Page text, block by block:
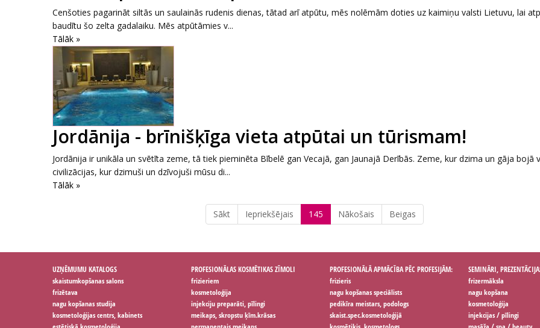
Cenšoties pagarināt siltās un saulainās rudenis dienas, tātad arī atpūtu, mēs nolēmām doties uz kaimiņu valsti Lietuvu, lai
baudītu šo zelta gadalaiku. Mēs atpūtāmies v...
Tālāk »
Jordānija - brīnišķīga vieta atpūtai un tūrismam!
Jordānija ir unikāla un svētīta zeme, tā tiek pieminēta Bībelē gan Vecajā, gan Jaunajā Derībās. Zeme, kur dzima un gāja bojā
civilizācijas, kur dzimuši un dzīvojuši mūsu di...
Tālāk »
Sākt Iepriekšējais 145 Nākošais Beigas
UZŅĒMUMU KATALOGS
skaistumkopšanas salons
frizētava
nagu kopšanas studija
kosmetoloģijas centrs, kabinets
PROFESIONĀLAS KOSMĒTIKAS ZĪMOLI
frizieriem
kosmetoloģija
injekciju preparāti, pīlingi
meikaps, skropstu ķīm.krāsas
PROFESIONĀLĀ APMĀCĪBA PĒC PROFESIJĀM:
frizieris
nagu kopšanas speciālists
pedikīra meistars, podologs
skaist.spec.kosmetoloģijā
SEMINĀRI,
frizermāksla
nagu kopšana
kosmetoloģija
injekcijas / pīlingi